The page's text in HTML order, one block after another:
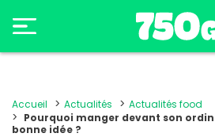
Accueil Actualités
Actualités food
Pourquoi manger devant son
bonne idée ?